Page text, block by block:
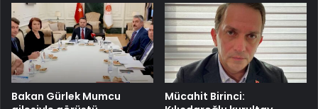
Bakan Gürlek Mumcu
Mücahit Birinci: